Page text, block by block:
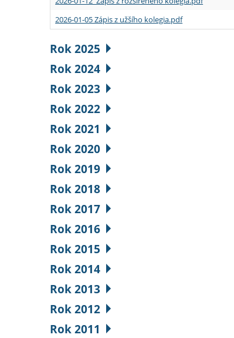
2026-01-05 Zápis z užšího kolegia.pdf
Rok 2025
Rok 2024
Rok 2023
Rok 2022
Rok 2021
Rok 2020
Rok 2019
Rok 2018
Rok 2017
Rok 2016
Rok 2015
Rok 2014
Rok 2013
Rok 2012
Rok 2011